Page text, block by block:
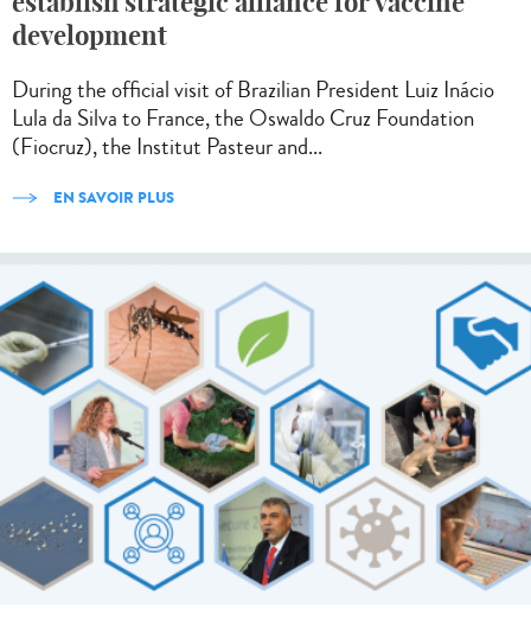
development
During the official visit of Brazilian President Luiz Inácio
Lula da Silva to France, the Oswaldo Cruz Foundation
(Fiocruz), the Institut Pasteur and...
EN SAVOIR PLUS